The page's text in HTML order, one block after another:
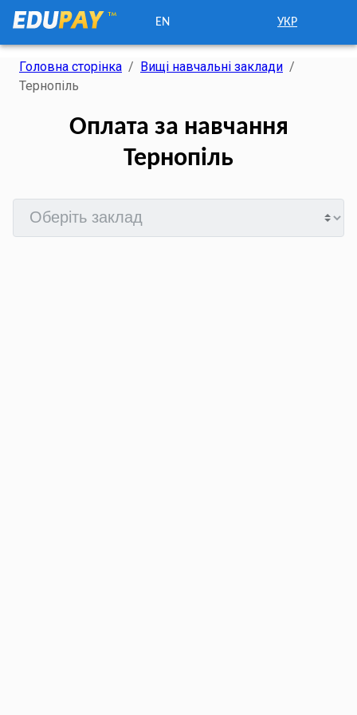
EN УКР
Головна сторінка / Вищі навчальні заклади /
Тернопіль
Оплата за навчання
Тернопіль